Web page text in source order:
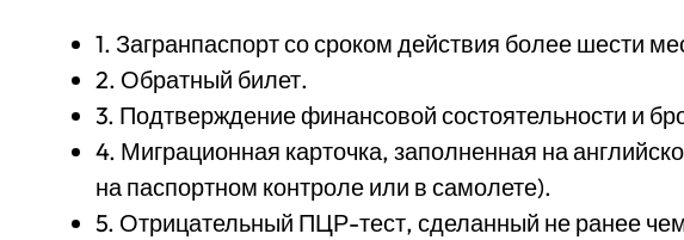
1. Загранпаспорт со сроком действия более шести
2. Обратный билет.
3. Подтверждение финансовой состоятельности и
4. Миграционная карточка, заполненная на
на паспортном контроле или в самолете).
5. Отрицательный ПЦР-тест, сделанный не ранее